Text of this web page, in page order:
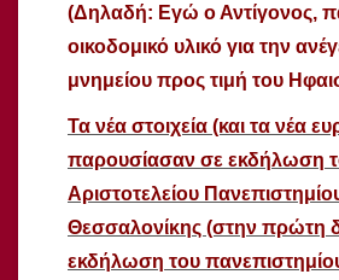
(Δηλαδή: Εγώ ο Αντίγονος,
οικοδομικό υλικό για την
μνημείου προς τιμή του
Τα νέα στοιχεία (και τα νέα
παρουσίασαν σε εκδήλωση
Αριστοτελείου
Θεσσαλονίκης (στην πρώτη
εκδήλωση του